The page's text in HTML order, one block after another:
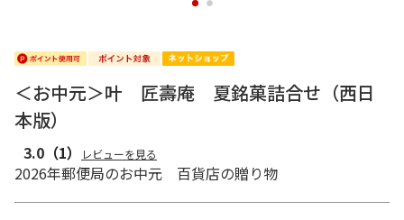
1 2
＜お中元＞叶 匠壽庵 夏銘菓詰合せ（西日
本版）
3.0 （1） レビューを見る
2026年郵便局のお中元 百貨店の贈り物